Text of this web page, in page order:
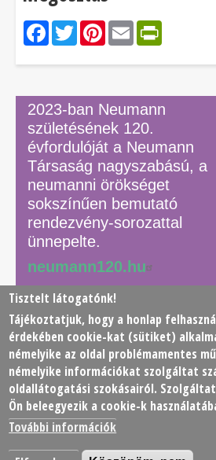
Facebook
Twitter
Pinterest
Email
2023-ban Neumann
születésének 120.
évfordulóját a Neumann
Társaság nagyszabású, a
neumanni örökséget
sokszínűen bemutató
rendezvény-sorozattal
ünnepelte.
neumann120.hu
© 2026 Neumann János
(NJSZT)
Footer
menu
Adatkezelési tájékoztató
Tisztelt látogatónk!
Tájékoztatjuk, hogy a honlap
érdekében cookie-kat (sütiket)
némelyike az oldal problémamentes
némelyike információkat szolgáltat
oldallátogatási szokásairól.
Ön beleegyezik a cookie-k
További információk